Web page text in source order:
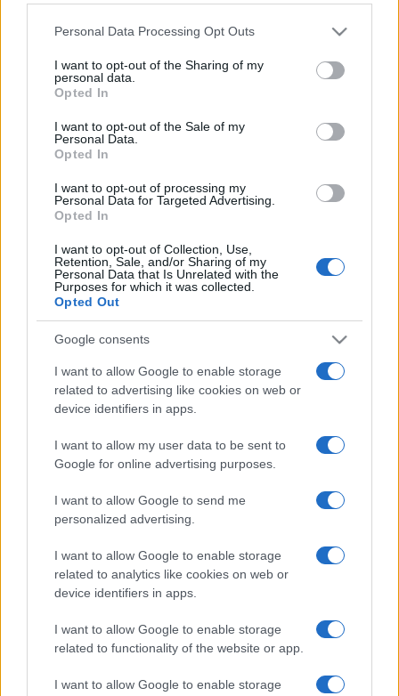
consent section.
Personal Data Processing Opt Outs
I want to opt-out of the Sharing of my
personal data.
Opted In
I want to opt-out of the Sale of my
Personal Data.
Opted In
I want to opt-out of processing my
Personal Data for Targeted Advertising.
Opted In
I want to opt-out of Collection, Use,
Retention, Sale, and/or Sharing of my
Personal Data that Is Unrelated with the
Purposes for which it was collected.
Opted Out
Google consents
I want to allow Google to enable storage
related to advertising like cookies on web or
device identifiers in apps.
I want to allow my user data to be sent to
Google for online advertising purposes.
I want to allow Google to send me
personalized advertising.
I want to allow Google to enable storage
related to analytics like cookies on web or
device identifiers in apps.
I want to allow Google to enable storage
related to functionality of the website or app.
I want to allow Google to enable storage
Vous trouverez ci-dessous le programme TV des
futurs matchs de New Zealand Warriors dont la
Dès que des diffuseurs seront annoncés sur
d'autres rencontres à venir, nous mettrons à jour
connaitre toutes les informations relatives à la
rencontre.
Pour suivre l'actu New Zealand Warriors
n'hésitez pas à vous rendre chez notre partenaire
RezoSport.com qui sélectionne l'actu rugby issue
des meilleurs médias, et propose également les
classements, calendriers et résultats.
L'équipe New Zealand Warriors a été fondée en
1995, il y a 31 ans. Pour vous connecter à New
Zealand Warriors sur les réseaux sociaux, rendez-
vous sur la
page Facebook New Zealand Warriors
ou lecompte Twitter New Zealand Warriors.
Cliquez ici pour comparer les billetteries qui
vendent desplaces New Zealand Warriors
Demain
New
Zealand
10h00
Penrith
Panthers